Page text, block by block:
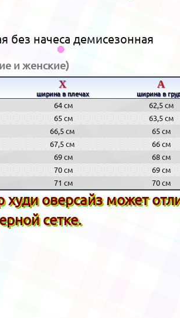
без начеса демисезонная
и женские)
X
ширина в плечах
A
ширина в
64 см 62,5 см
65 см 63,5 см
66,5 см 65 см
67,5 см 66 см
69 см 68 см
70 см 69 см
71 см 70 см
оверсайз может
сетке.